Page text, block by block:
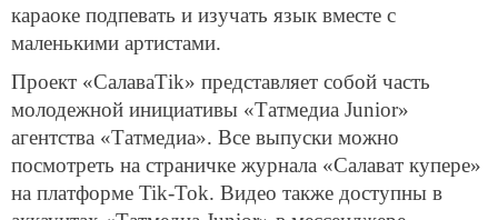
караоке подпевать и изучать язык вместе с
маленькими артистами.
Проект «СалаваТik» представляет собой часть
молодежной инициативы «Татмедиа Junior»
агентства «Татмедиа». Все выпуски можно
посмотреть на страничке журнала «Салават купере»
на платформе Tik-Tok. Видео также доступны в